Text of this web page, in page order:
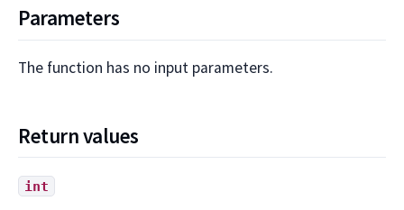
Parameters
The function has no input parameters.
Return values
int